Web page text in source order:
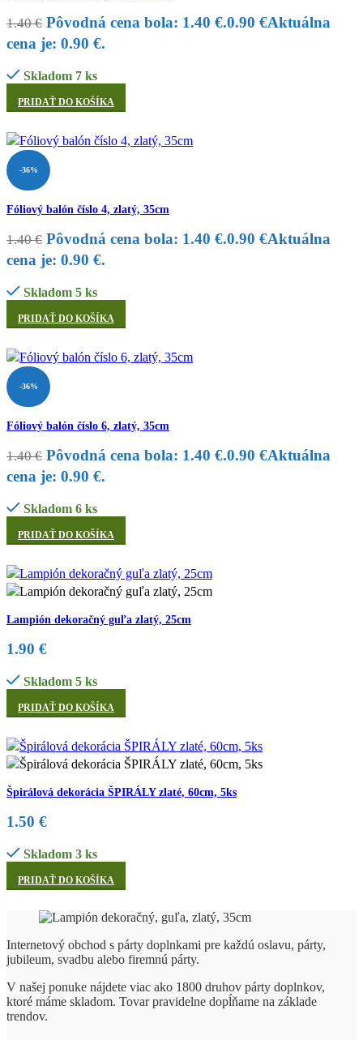
1.40€ Pôvodná cena bola: 1.40 €.0.90 €Aktuálna
cena je: 0.90 €.
Skladom 7 ks
PRIDAŤ DO KOŠÍKA
-36%
Fóliový balón číslo 4, zlatý, 35cm
1.40€ Pôvodná cena bola: 1.40 €.0.90 €Aktuálna
cena je: 0.90 €.
Skladom 5 ks
PRIDAŤ DO KOŠÍKA
-36%
Fóliový balón číslo 6, zlatý, 35cm
1.40€ Pôvodná cena bola: 1.40 €.0.90 €Aktuálna
cena je: 0.90 €.
Skladom 6 ks
PRIDAŤ DO KOŠÍKA
Lampión dekoračný guľa zlatý, 25cm
1.90 €
Skladom 5 ks
PRIDAŤ DO KOŠÍKA
Špirálová dekorácia ŠPIRÁLY zlaté, 60cm, 5ks
1.50 €
Skladom 3 ks
PRIDAŤ DO KOŠÍKA
Internetový obchod s párty doplnkami pre každú oslavu, párty,
jubileum, svadbu alebo firemnú párty.
V našej ponuke nájdete viac ako 1800 druhov párty doplnkov,
ktoré máme skladom. Tovar pravidelne dopĺňame na základe
trendov.